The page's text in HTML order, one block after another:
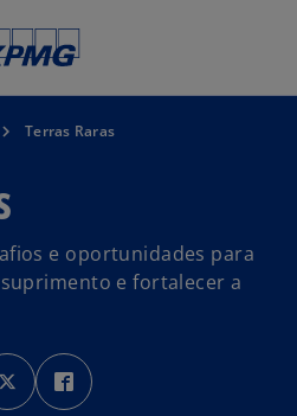
Terras Raras
e oportunidades para
e fortalecer a
a
b
r
e
b
r